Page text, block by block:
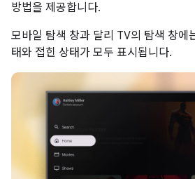
방법을 제공합니다.
모바일 탐색 창과 달리 TV의 탐색 창에
태와 접힌 상태가 모두 표시됩니다.